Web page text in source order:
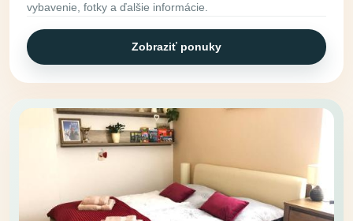
vybavenie, fotky a ďalšie informácie.
Zobraziť ponuky